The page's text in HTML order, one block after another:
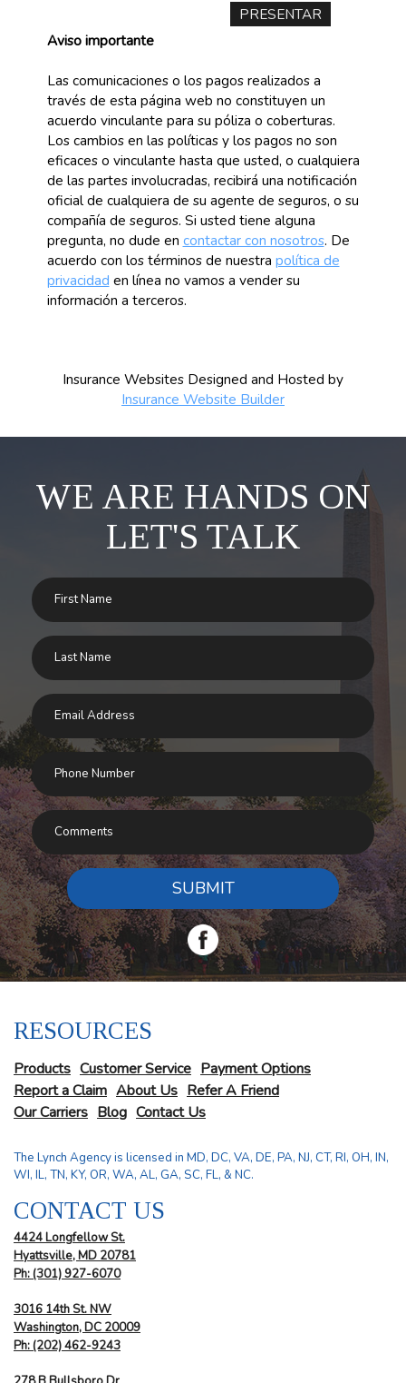
Aviso importante
Las comunicaciones o los pagos realizados a
través de esta página web no constituyen un
acuerdo vinculante para su póliza o coberturas.
Los cambios en las políticas y los pagos no son
eficaces o vinculante hasta que usted, o cualquiera
de las partes involucradas, recibirá una notificación
oficial de cualquiera de su agente de seguros, o su
compañía de seguros. Si usted tiene alguna
pregunta, no dude en contactar con nosotros. De
acuerdo con los términos de nuestra política de
privacidad en línea no vamos a vender su
información a terceros.
Insurance Websites Designed and Hosted by
Insurance Website Builder
WE ARE HANDS ON
LET'S TALK
SUBMIT
RESOURCES
Products Customer Service Payment Options
Report a Claim About Us Refer A Friend
Our Carriers Blog Contact Us
The Lynch Agency is licensed in MD, DC, VA, DE, PA, NJ, CT, RI, OH, IN,
WI, IL, TN, KY, OR, WA, AL, GA, SC, FL, & NC.
CONTACT US
4424 Longfellow St.
Hyattsville, MD 20781
Ph: (301) 927-6070
3016 14th St. NW
Washington, DC 20009
Ph:(202) 462-9243